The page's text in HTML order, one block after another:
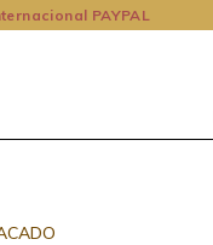
PAYPAL